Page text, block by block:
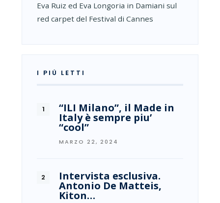
Eva Ruiz ed Eva Longoria in Damiani sul
red carpet del Festival di Cannes
I PIÙ LETTI
“ILI Milano”, il Made in
Italy è sempre piu’
“cool”
MARZO 22, 2024
Intervista esclusiva.
Antonio De Matteis,
Kiton…